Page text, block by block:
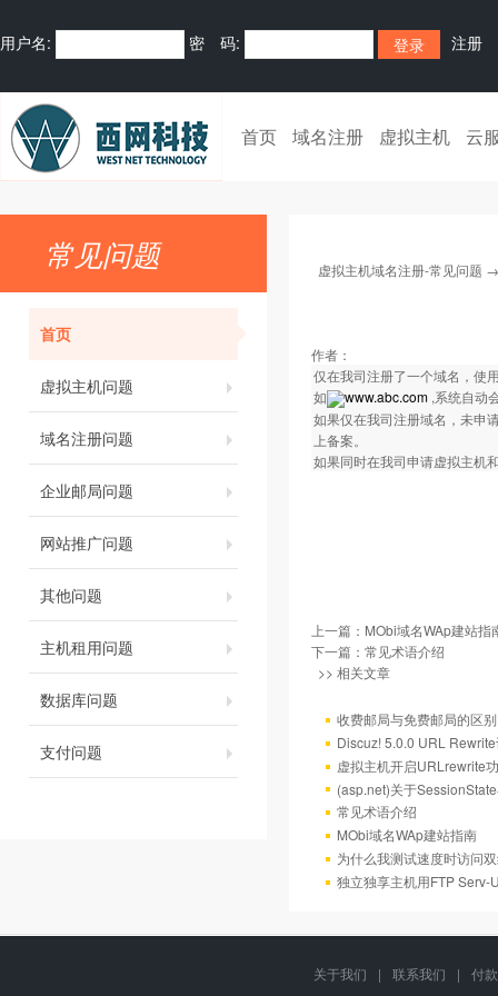
用户名: 密 码: 注册
首页 域名注册 虚拟主机 云
常见问题
首页
虚拟主机问题
域名注册问题
企业邮局问题
网站推广问题
其他问题
主机租用问题
数据库问题
支付问题
虚拟主机域名注册-常见问题
作者：
仅在我司注册了一个域名，使
如
www.abc.com ,系统自动
如果仅在我司注册域名，未申
上备案。
如果同时在我司申请虚拟主
上一篇： MObi域名WAp建站指
下一篇： 常见术语介绍
>> 相关文章
收费邮局与免费邮局的区别
Discuz! 5.0.0 URL
虚拟主机开启URLrewrite
(asp.net)关于
常见术语介绍
MObi域名WAp建站指南
为什么我测试速度时访问
独立独享主机用FTP Serv-
关于我们 | 联系我们 |
付